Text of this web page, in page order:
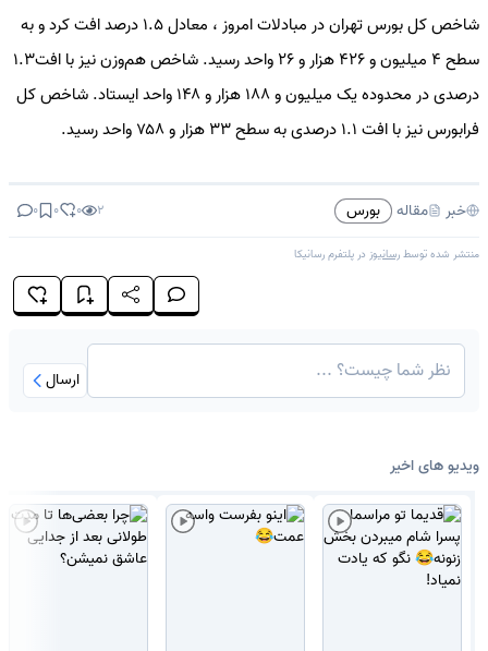
شاخص کل بورس تهران در مبادلات امروز ، معادل ۱.۵ درصد افت کرد و به
سطح ۴ میلیون و ۴۲۶ هزار و ۲۶ واحد رسید. شاخص هم‌وزن نیز با افت۱.۳
درصدی در محدوده یک میلیون و ۱۸۸ هزار و ۱۴۸ واحد ایستاد. شاخص کل
فرابورس نیز با افت ۱.۱ درصدی به سطح ۳۳ هزار و ۷۵۸ واحد رسید.
خبر مقاله بورس 2
0
0
0
منتشر شده توسطرسانیوز در پلتفرمرسانیکا
ارسال
ویدیو های اخیر